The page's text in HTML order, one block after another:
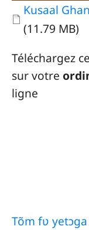
Document
Kusaal
(11.79 MB)
Téléchargez
sur votre
ligne
Tõm fʋ yetɔga